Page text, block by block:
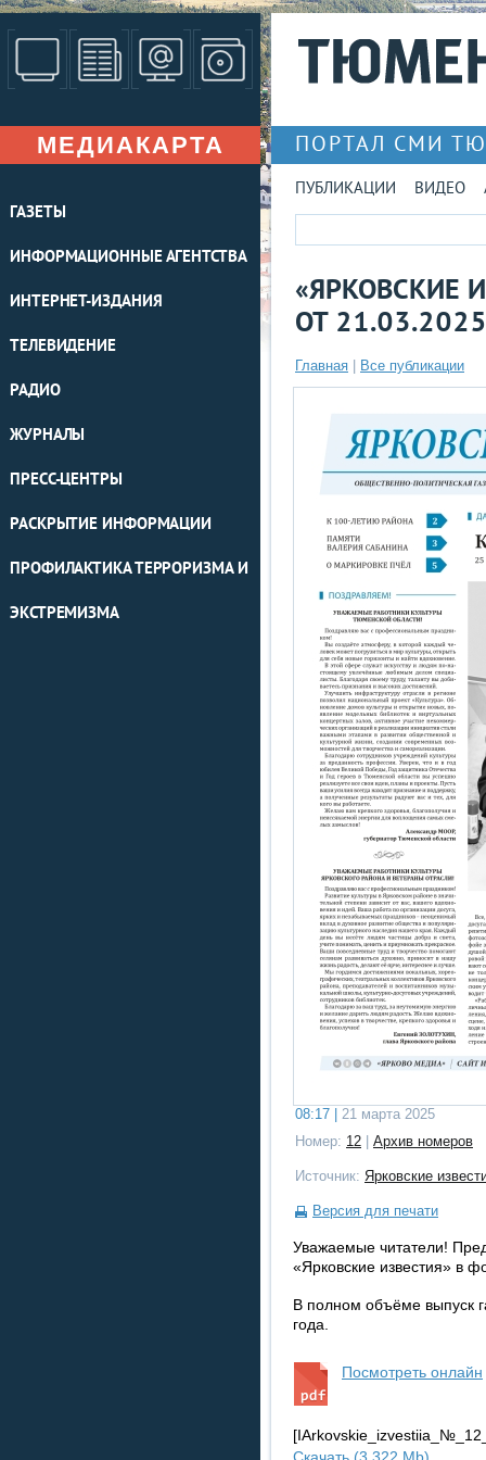
МЕДИАКАРТА
ГАЗЕТЫ
ИНФОРМАЦИОННЫЕ АГЕНТСТВА
ИНТЕРНЕТ-ИЗДАНИЯ
ТЕЛЕВИДЕНИЕ
РАДИО
ЖУРНАЛЫ
ПРЕСС-ЦЕНТРЫ
РАСКРЫТИЕ ИНФОРМАЦИИ
ПРОФИЛАКТИКА ТЕРРОРИЗМА И
ЭКСТРЕМИЗМА
ПОРТАЛ СМИ
ПУБЛИКАЦИИ ВИДЕО
«ЯРКОВСКИЕ
ОТ
Главная Все публикации
08:17 |
21 марта 2025
Номер: 12 Архив номеров
Источник: Ярковские
Версия для печати
Уважаемые читатели!
«Ярковские известия» в
В полном объёме выпуск
года.
Посмотреть онлайн